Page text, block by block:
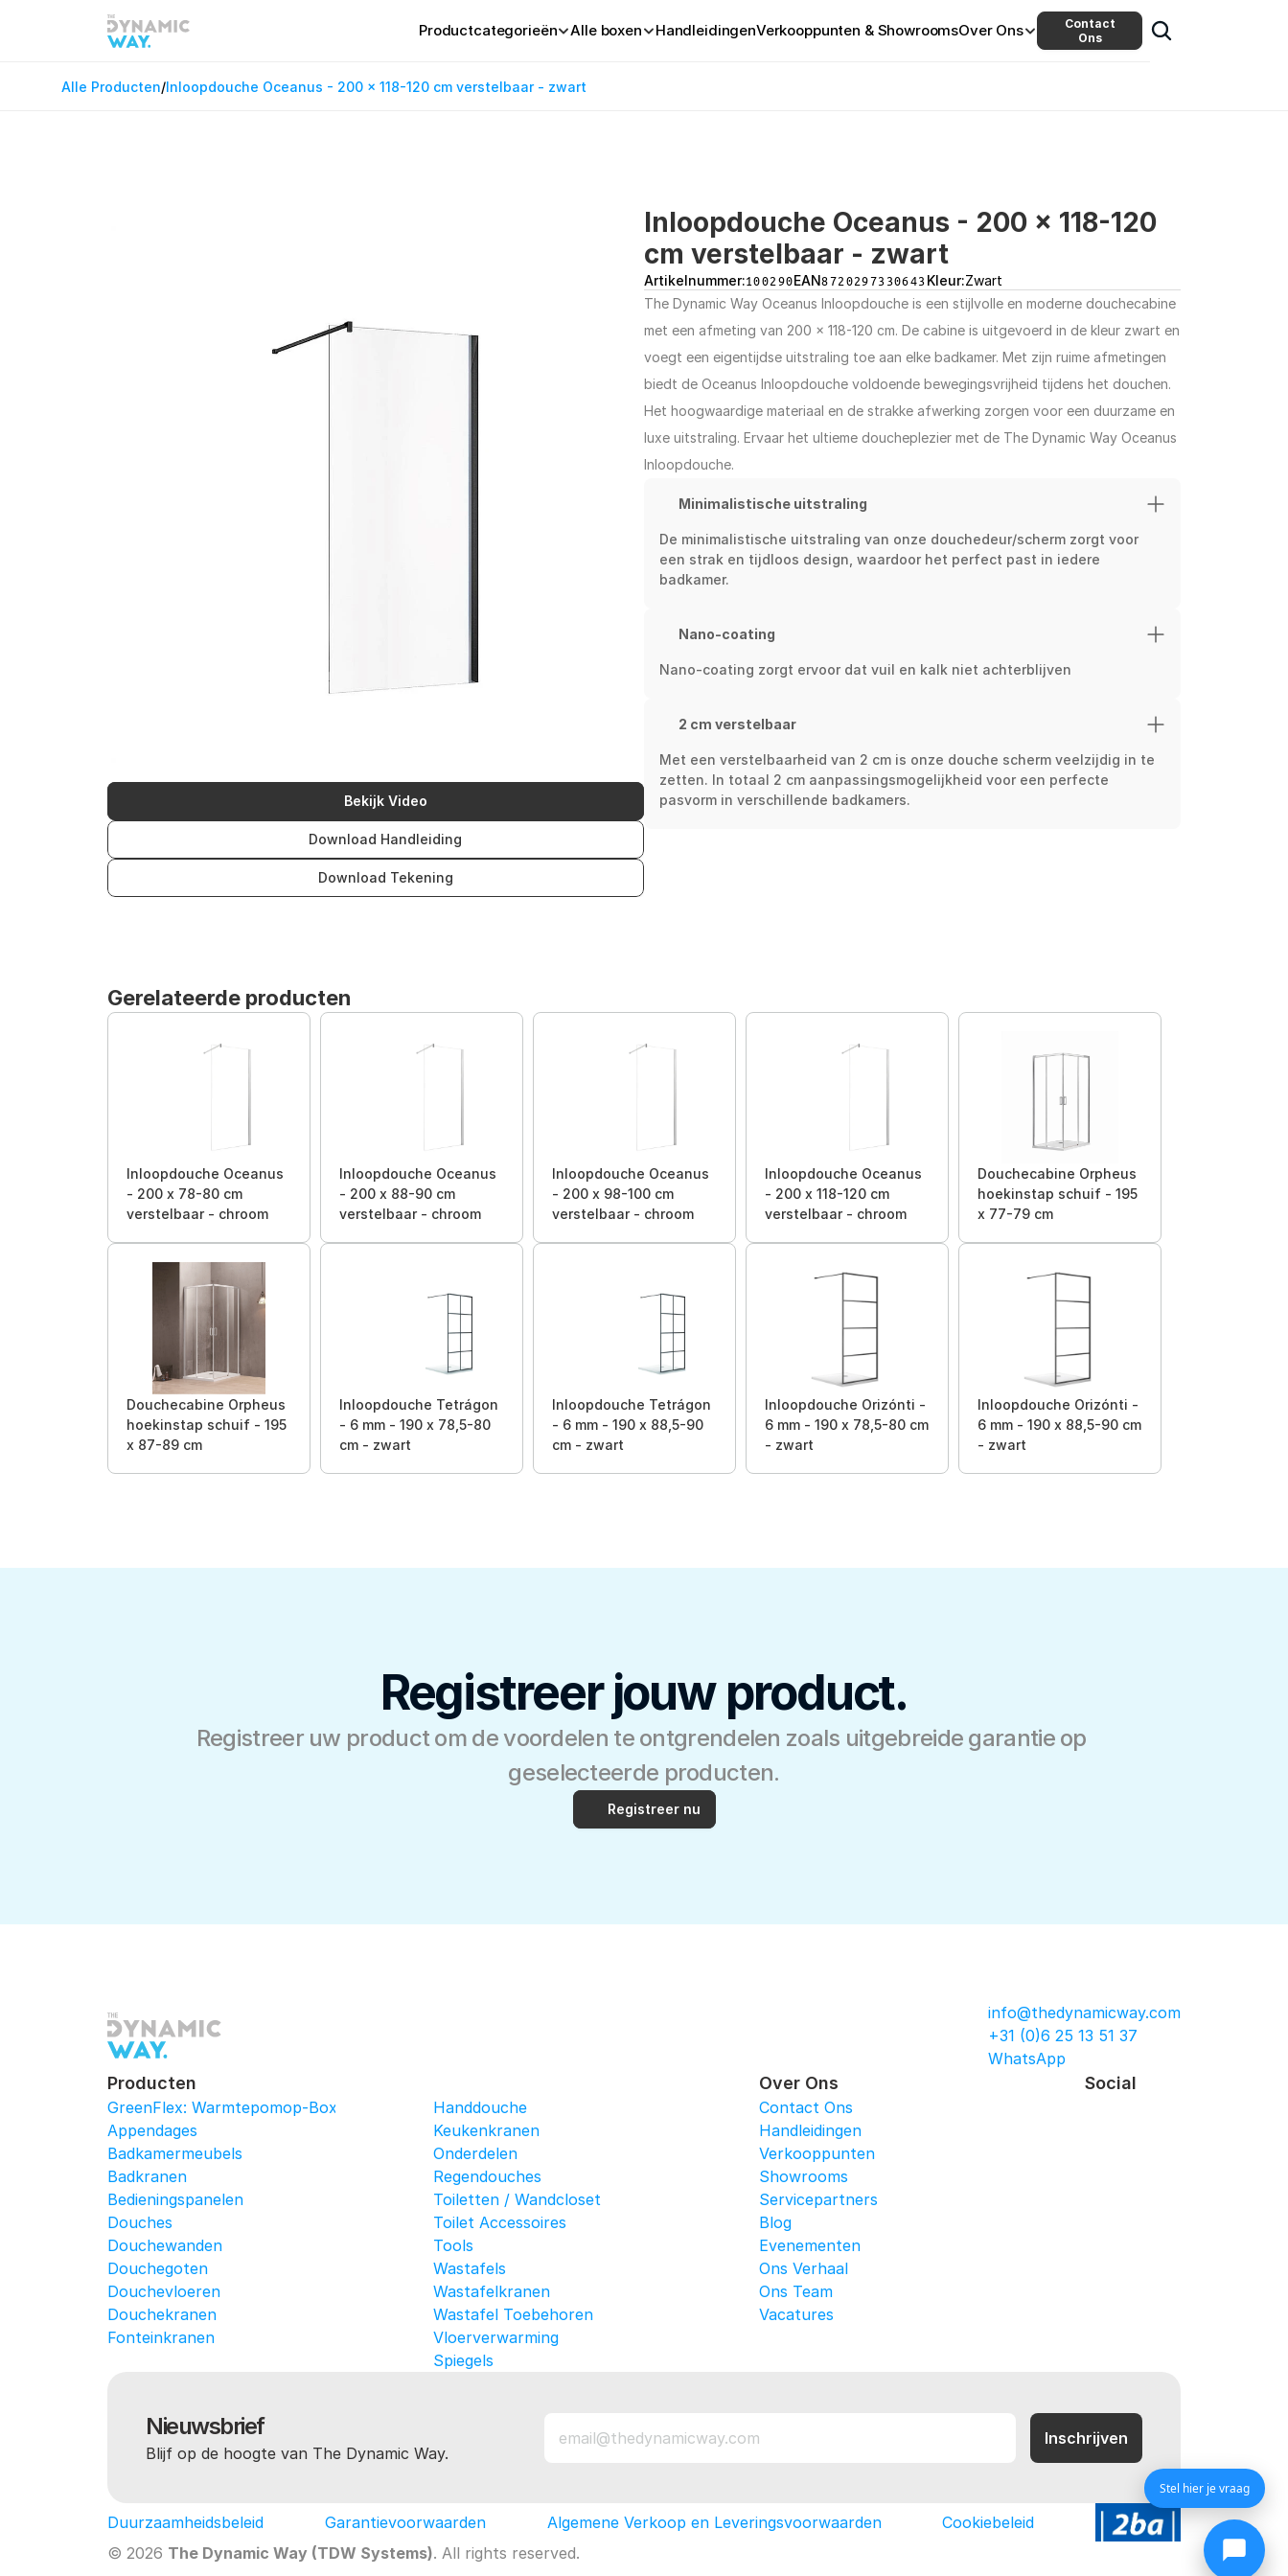
Productcategorieën Alle boxen HandleidingenVerkooppunten & ShowroomsOver Ons
Contact
Ons
Alle Producten/Inloopdouche Oceanus - 200 x 118-120 cm verstelbaar - zwart
Bekijk Video
Download Handleiding
Download Tekening
Inloopdouche Oceanus - 200 x 118-120
cm verstelbaar - zwart
Artikelnummer:100290EAN8720297330643Kleur:Zwart
The Dynamic Way Oceanus Inloopdouche is een stijlvolle en moderne douchecabine
met een afmeting van 200 x 118-120 cm. De cabine is uitgevoerd in de kleur zwart en
voegt een eigentijdse uitstraling toe aan elke badkamer. Met zijn ruime afmetingen
biedt de Oceanus Inloopdouche voldoende bewegingsvrijheid tijdens het douchen.
Het hoogwaardige materiaal en de strakke afwerking zorgen voor een duurzame en
luxe uitstraling. Ervaar het ultieme doucheplezier met de The Dynamic Way Oceanus
Inloopdouche.
Minimalistische uitstraling
De minimalistische uitstraling van onze douchedeur/scherm zorgt voor
een strak en tijdloos design, waardoor het perfect past in iedere
badkamer.
Nano-coating
Nano-coating zorgt ervoor dat vuil en kalk niet achterblijven
2 cm verstelbaar
Met een verstelbaarheid van 2 cm is onze douche scherm veelzijdig in te
zetten. In totaal 2 cm aanpassingsmogelijkheid voor een perfecte
pasvorm in verschillende badkamers.
Gerelateerde producten
Inloopdouche Oceanus
- 200 x 78-80 cm
verstelbaar - chroom
Douchecabine Orpheus
hoekinstap schuif - 195
x 87-89 cm
Inloopdouche Oceanus
- 200 x 88-90 cm
verstelbaar - chroom
Inloopdouche Tetrágon
- 6 mm - 190 x 78,5-80
cm - zwart
Inloopdouche Oceanus
- 200 x 98-100 cm
verstelbaar - chroom
Inloopdouche Tetrágon
- 6 mm - 190 x 88,5-90
cm - zwart
Inloopdouche Oceanus
- 200 x 118-120 cm
verstelbaar - chroom
Inloopdouche Orizónti -
6 mm - 190 x 78,5-80 cm
- zwart
Douchecabine Orpheus
hoekinstap schuif - 195
x 77-79 cm
Inloopdouche Orizónti -
6 mm - 190 x 88,5-90 cm
- zwart
Registreer jouw product.
Registreer uw product om de voordelen te ontgrendelen zoals uitgebreide garantie op
geselecteerde producten.
Registreer nu
info@thedynamicway.com
+31 (0)6 25 13 51 37
WhatsApp
Producten
GreenFlex: Warmtepomop-Box
Appendages
Badkamermeubels
Badkranen
Bedieningspanelen
Douches
Douchewanden
Douchegoten
Douchevloeren
Douchekranen
Fonteinkranen
Handdouche
Keukenkranen
Onderdelen
Regendouches
Toiletten / Wandcloset
Toilet Accessoires
Tools
Wastafels
Wastafelkranen
Wastafel Toebehoren
Vloerverwarming
Spiegels
Over Ons
Contact Ons
Handleidingen
Verkooppunten
Showrooms
Servicepartners
Blog
Evenementen
Ons Verhaal
Ons Team
Vacatures
Social
Nieuwsbrief
Blijf op de hoogte van The Dynamic Way.
Duurzaamheidsbeleid Garantievoorwaarden Algemene Verkoop en Leveringsvoorwaarden
Cookiebeleid
© 2026 The Dynamic Way (TDW Systems). All rights reserved.
Stel hier je vraag